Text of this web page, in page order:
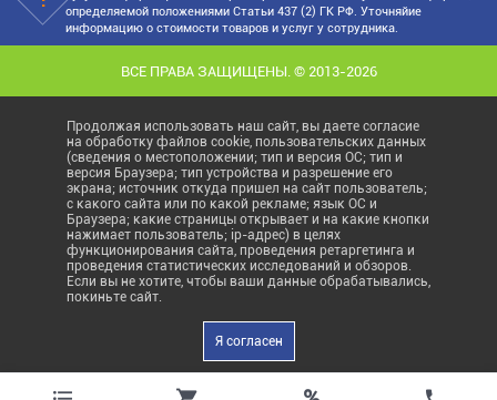
определяемой положениями Статьи 437 (2) ГК РФ. Уточняйие
информацию о стоимости товаров и услуг у сотрудника.
ВСЕ ПРАВА ЗАЩИЩЕНЫ. © 2013-2026
Продолжая использовать наш сайт, вы даете согласие
на обработку файлов cookie, пользовательских данных
(сведения о местоположении; тип и версия ОС; тип и
версия Браузера; тип устройства и разрешение его
экрана; источник откуда пришел на сайт пользователь;
с какого сайта или по какой рекламе; язык ОС и
Браузера; какие страницы открывает и на какие кнопки
нажимает пользователь; ip-адрес) в целях
функционирования сайта, проведения ретаргетинга и
проведения статистических исследований и обзоров.
Если вы не хотите, чтобы ваши данные обрабатывались,
покиньте сайт.
Я согласен